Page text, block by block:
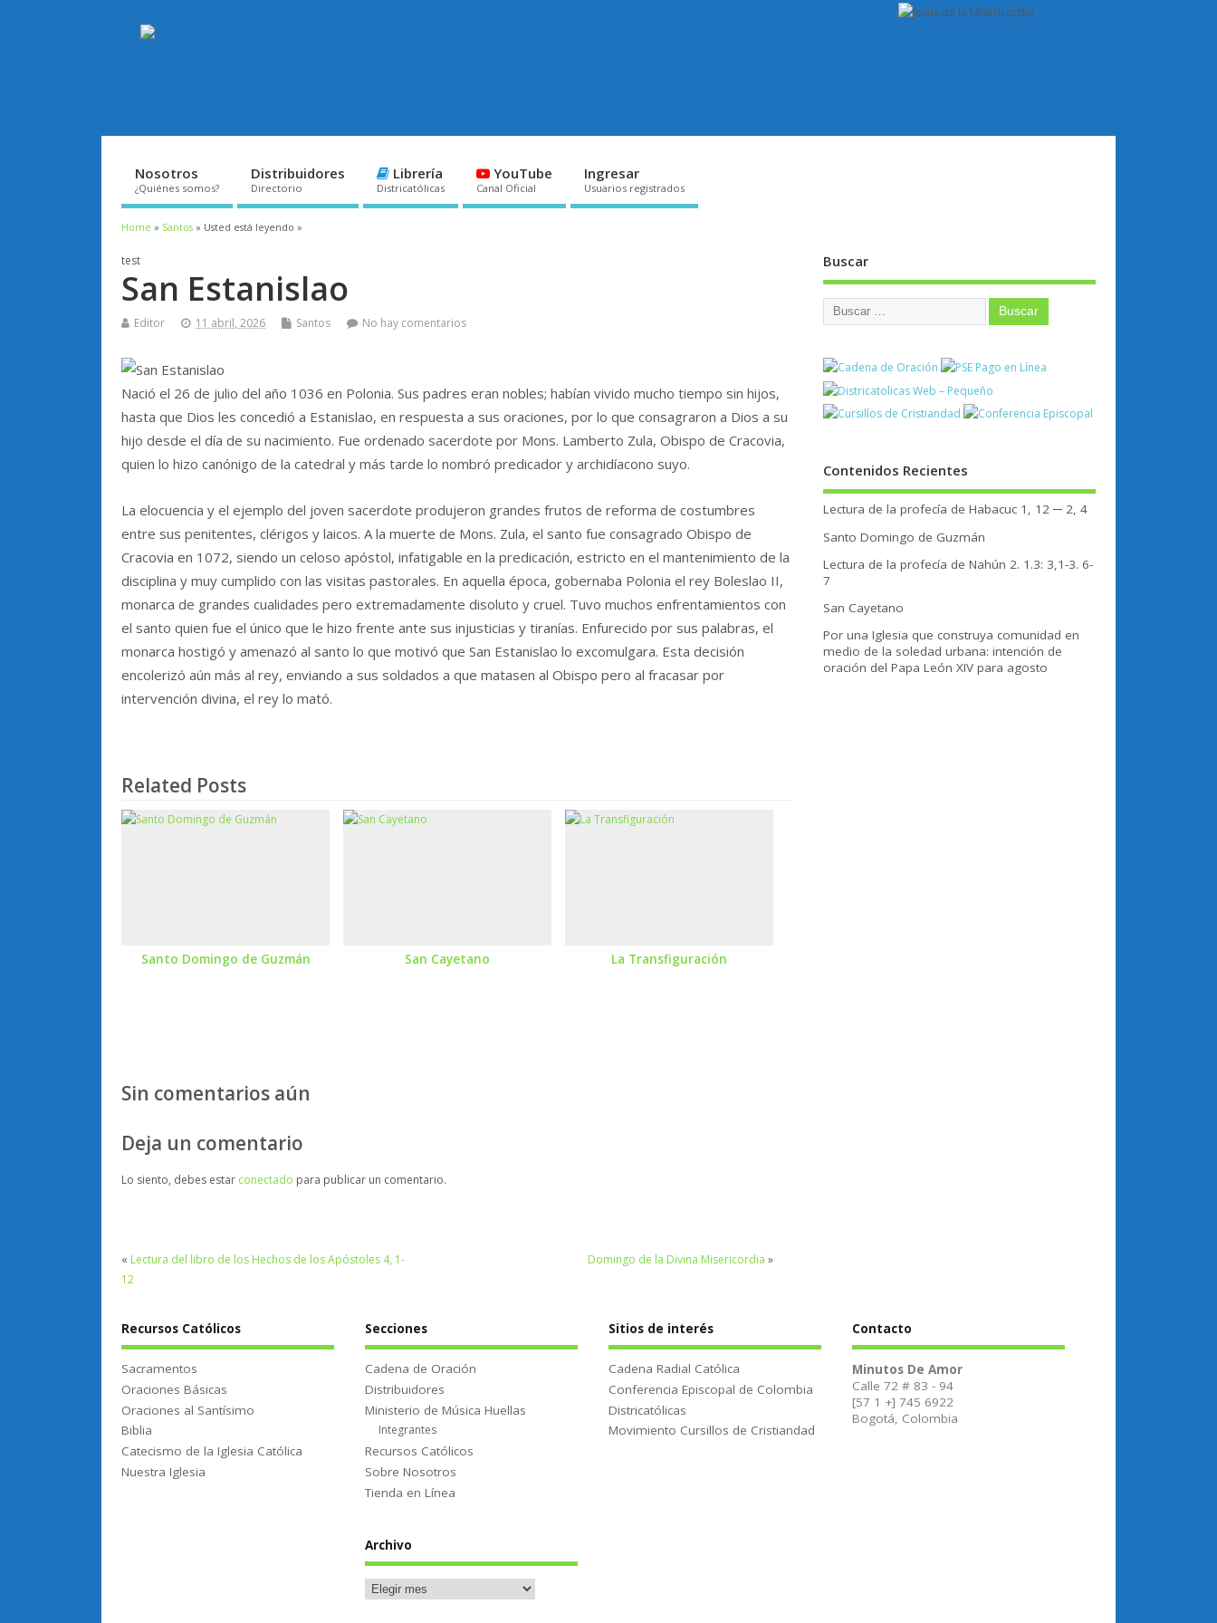
Nosotros
¿Quiénes somos?
Distribuidores
Directorio
Librería
Districatólicas
YouTube
Canal Oficial
Ingresar
Usuarios registrados
Home » Santos » Usted está leyendo »
test
San Estanislao
Editor 11 abril, 2026 Santos No hay comentarios
Nació el 26 de julio del año 1036 en Polonia. Sus padres eran nobles; habían vivido mucho tiempo sin hijos,
hasta que Dios les concedió a Estanislao, en respuesta a sus oraciones, por lo que consagraron a Dios a su
hijo desde el día de su nacimiento. Fue ordenado sacerdote por Mons. Lamberto Zula, Obispo de Cracovia,
quien lo hizo canónigo de la catedral y más tarde lo nombró predicador y archidíacono suyo.
La elocuencia y el ejemplo del joven sacerdote produjeron grandes frutos de reforma de costumbres
entre sus penitentes, clérigos y laicos. A la muerte de Mons. Zula, el santo fue consagrado Obispo de
Cracovia en 1072, siendo un celoso apóstol, infatigable en la predicación, estricto en el mantenimiento de la
disciplina y muy cumplido con las visitas pastorales. En aquella época, gobernaba Polonia el rey Boleslao II,
monarca de grandes cualidades pero extremadamente disoluto y cruel. Tuvo muchos enfrentamientos con
el santo quien fue el único que le hizo frente ante sus injusticias y tiranías. Enfurecido por sus palabras, el
monarca hostigó y amenazó al santo lo que motivó que San Estanislao lo excomulgara. Esta decisión
encolerizó aún más al rey, enviando a sus soldados a que matasen al Obispo pero al fracasar por
intervención divina, el rey lo mató.
Related Posts
Santo Domingo de Guzmán San Cayetano La Transfiguración
Sin comentarios aún
Deja un comentario
Lo siento, debes estar conectado para publicar un comentario.
« Lectura del libro de los Hechos de los Apóstoles 4, 1-
12
Domingo de la Divina Misericordia »
Buscar
Contenidos Recientes
Lectura de la profecía de Habacuc 1, 12 ─ 2, 4
Santo Domingo de Guzmán
Lectura de la profecía de Nahún 2. 1.3: 3,1-3. 6-
7
San Cayetano
Por una Iglesia que construya comunidad en
medio de la soledad urbana: intención de
oración del Papa León XIV para agosto
Recursos Católicos
Sacramentos
Oraciones Básicas
Oraciones al Santísimo
Biblia
Catecismo de la Iglesia Católica
Nuestra Iglesia
Secciones
Cadena de Oración
Distribuidores
Ministerio de Música Huellas
Integrantes
Recursos Católicos
Sobre Nosotros
Tienda en Línea
Archivo
Sitios de interés
Cadena Radial Católica
Conferencia Episcopal de Colombia
Districatólicas
Movimiento Cursillos de Cristiandad
Contacto
Minutos De Amor
Calle 72 # 83 - 94
[57 1 +] 745 6922
Bogotá, Colombia